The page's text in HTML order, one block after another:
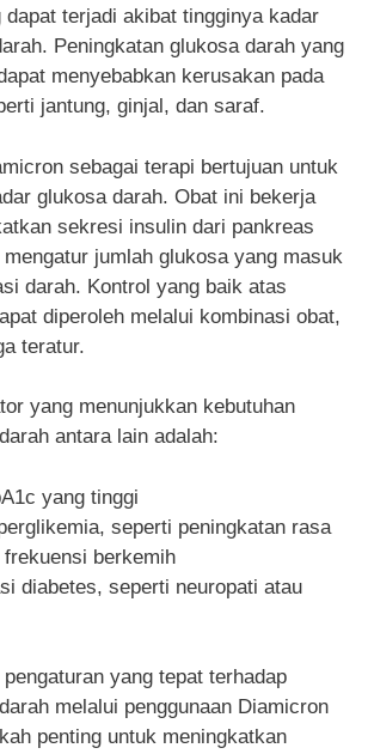
terjadi akibat tingginya kadar
Peningkatan glukosa darah yang
menyebabkan kerusakan pada
jantung, ginjal, dan saraf.
sebagai terapi bertujuan untuk
glukosa darah. Obat ini bekerja
sekresi insulin dari pankreas
jumlah glukosa yang masuk
darah. Kontrol yang baik atas
diperoleh melalui kombinasi obat,
teratur.
yang menunjukkan kebutuhan
antara lain adalah:
yang tinggi
seperti peningkatan rasa
frekuensi berkemih
diabetes, seperti neuropati atau
yang tepat terhadap
melalui penggunaan Diamicron
penting untuk meningkatkan